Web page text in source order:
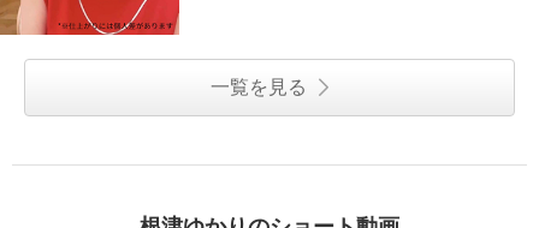
一覧を見る